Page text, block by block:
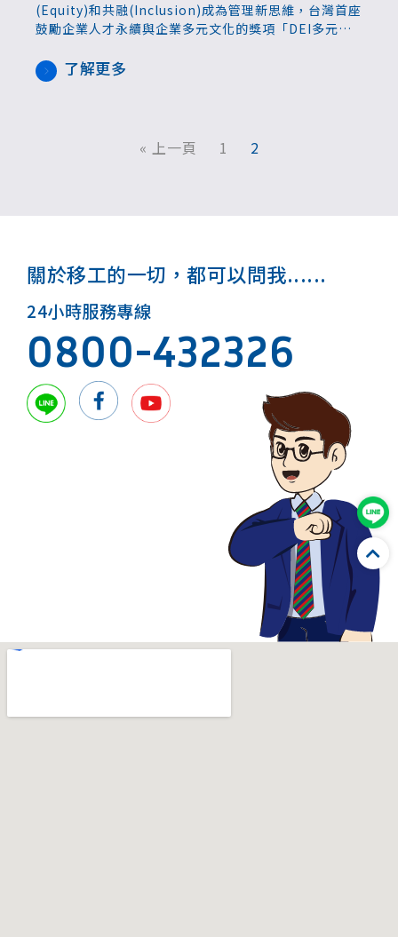
(Equity)和共融(Inclusion)成為管理新思維，台灣首座
鼓勵企業人才永續與企業多元文化的獎項「DEI多元共
團於眾多企業中脫穎而出，與國內外知名跨國、新創等
企業共同榮獲年度最佳DEI企業獎，係人力仲介業唯一
了解更多
« 上一頁 1 2
關於移工的一切，都可以問我......
24小時服務專線
0800-432326